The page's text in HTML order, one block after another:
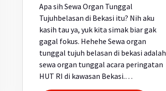
Apa sih Sewa Organ Tunggal
Tujuhbelasan di Bekasi itu? Nih aku
kasih tau ya, yuk kita simak biar gak
gagal fokus. Hehehe Sewa organ
tunggal tujuh belasan di bekasi adalah
sewa organ tunggal acara peringatan
HUT RI di kawasan Bekasi.…